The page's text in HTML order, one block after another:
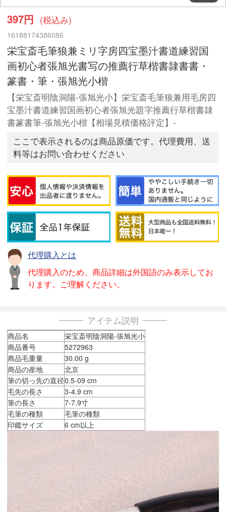
397円 (税込み)
16188174386086
栄宝斎毛筆狼兼ミリ字房四宝墨汁書道練習国
画初心者張旭光書写の推薦行草楷書隷書書・
篆書・筆・張旭光小楷
【栄宝斎明陰洞陽-張旭光小】栄宝斎毛筆狼兼用毛房四
宝墨汁書道練習国画初心者張旭光題字推薦行草楷書隷
書篆書筆-張旭光小楷【相場見積価格評定】-
ここで表示されるのは商品原価です。代理費用、送
料等はお問い合わせください
代理購入とは
代理購入のため、商品詳細は外国語のみ表示してお
ります。ご理解ください。
アイテム説明
商品名
栄宝斎明陰洞陽-張旭光小
商品番号
5272963
商品毛重量
30.00 g
商品の産地
北京
筆の切っ先の直径0.5-09 cm
毛先の長さ
3-4.9 cm
筆の長さ
7-7.9寸
毛筆の種類
毛筆の種類
印鑑サイズ
6 cm以上